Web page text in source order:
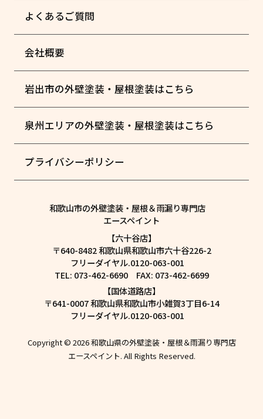
よくあるご質問
会社概要
岩出市の外壁塗装・屋根塗装はこちら
泉州エリアの外壁塗装・屋根塗装はこちら
プライバシーポリシー
和歌山市の外壁塗装・屋根＆雨漏り専門店
エースペイント
【六十谷店】
〒640-8482 和歌山県和歌山市六十谷226-2
フリーダイヤル.0120-063-001
TEL: 073-462-6690 FAX: 073-462-6699
【国体道路店】
〒641-0007 和歌山県和歌山市小雑賀3丁目6-14
フリーダイヤル.0120-063-001
Copyright © 2026 和歌山県の外壁塗装・屋根＆雨漏り専門店
エースペイント. All Rights Reserved.